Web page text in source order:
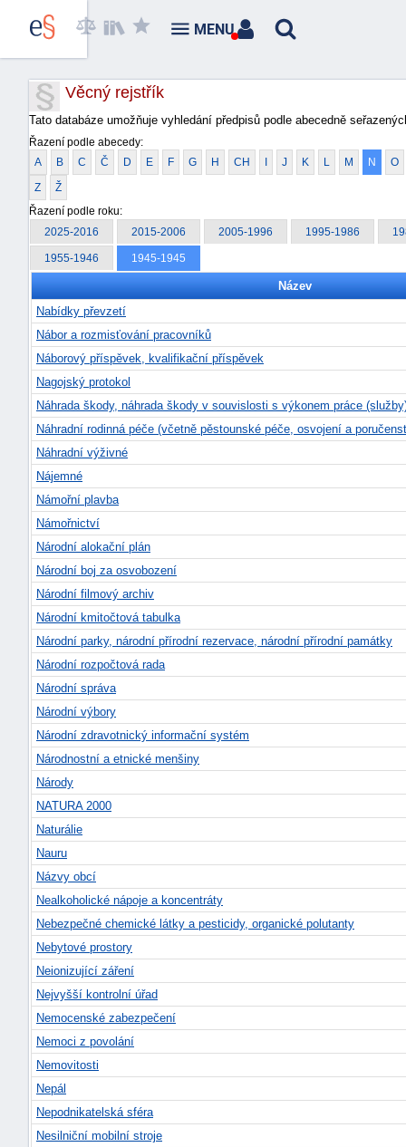
Věcný rejstřík
Tato databáze umožňuje vyhledání předpisů podle abecedně
Řazení podle abecedy:
A B C Č D E F G H CH I J K L M N O
Z Ž
Řazení podle roku:
2025-2016 2015-2006 2005-1996 1995-1986
1955-1946 1945-1945
Název
Nabídky převzetí
Nábor a rozmisťování pracovníků
Náborový příspěvek, kvalifikační příspěvek
Nagojský protokol
Náhrada škody, náhrada škody v souvislosti s výkonem práce
Náhradní rodinná péče (včetně pěstounské péče, osvojení a
Náhradní výživné
Nájemné
Námořní plavba
Námořnictví
Národní alokační plán
Národní boj za osvobození
Národní filmový archiv
Národní kmitočtová tabulka
Národní parky, národní přírodní rezervace, národní přírodní památky
Národní rozpočtová rada
Národní správa
Národní výbory
Národní zdravotnický informační systém
Národnostní a etnické menšiny
Národy
NATURA 2000
Naturálie
Nauru
Názvy obcí
Nealkoholické nápoje a koncentráty
Nebezpečné chemické látky a pesticidy, organické polutanty
Nebytové prostory
Neionizující záření
Nejvyšší kontrolní úřad
Nemocenské zabezpečení
Nemoci z povolání
Nemovitosti
Nepál
Nepodnikatelská sféra
Nesilniční mobilní stroje
MENU
+náhrady